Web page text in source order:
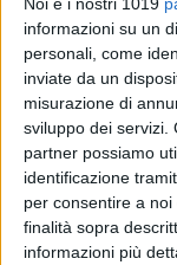
informazioni su un
personali, come
inviate da un
misurazione di
sviluppo dei servizi.
partner possiamo
identificazione
per consentire a
finalità sopra
informazioni più
routine.
folle.
stato di
Da un
Romoli
Romoli,
Ozpetek